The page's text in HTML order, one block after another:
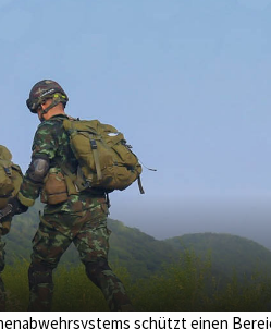
schützt einen